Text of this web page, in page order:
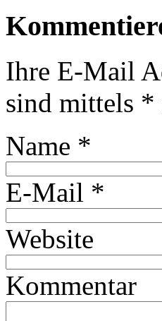
Ihre E-Mail
sind mittels *
Name *
E-Mail *
Website
Kommentar